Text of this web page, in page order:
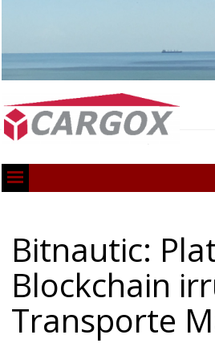
Bitnautic:
Blockchain
Transporte